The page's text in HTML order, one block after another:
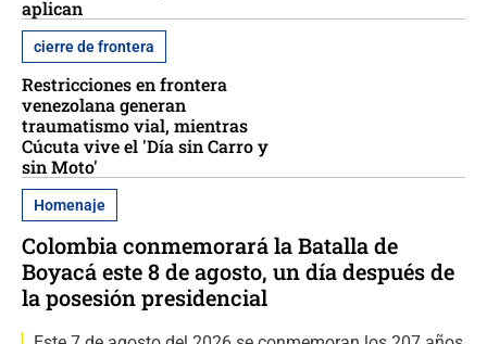
aplican
cierre de frontera
Restricciones en frontera
venezolana generan
traumatismo vial, mientras
Cúcuta vive el 'Día sin Carro y
sin Moto'
Homenaje
Colombia conmemorará la Batalla de
Boyacá este 8 de agosto, un día después de
la posesión presidencial